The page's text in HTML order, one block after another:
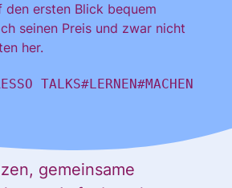
den ersten Blick bequem
seinen Preis und zwar nicht
her.
TALKS#LERNEN#MACHEN
gemeinsame